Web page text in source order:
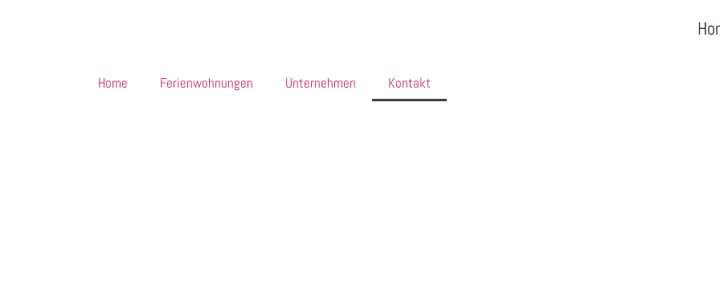
Home Ferienwohnungen Unternehmen Kontakt